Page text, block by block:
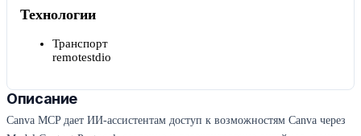
Технологии
Транспорт
remotestdio
Описание
Canva MCP дает ИИ-ассистентам доступ к возможностям Canva через